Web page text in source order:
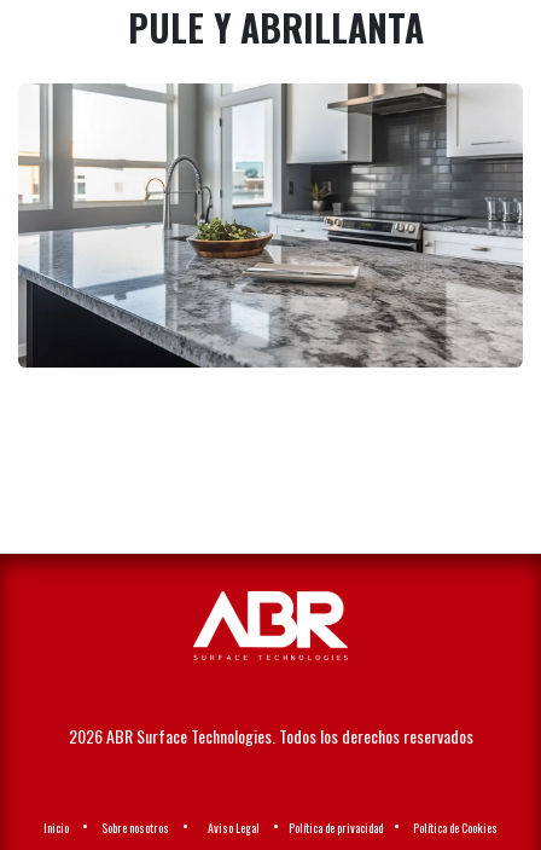
PULE Y ABRILLANTA
2026 ABR Surface Technologies. Todos los derechos reservados
Inicio • Sobre nosotros • Aviso Legal • Política de privacidad • Política de Cookies